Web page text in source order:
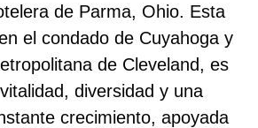
de Parma, Ohio. Esta
el condado de Cuyahoga y
de Cleveland, es
diversidad y una
crecimiento, apoyada